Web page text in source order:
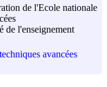
de l'Ecole nationale
de l'enseignement
avancées